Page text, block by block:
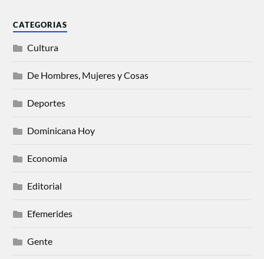
CATEGORIAS
Cultura
De Hombres, Mujeres y Cosas
Deportes
Dominicana Hoy
Economia
Editorial
Efemerides
Gente